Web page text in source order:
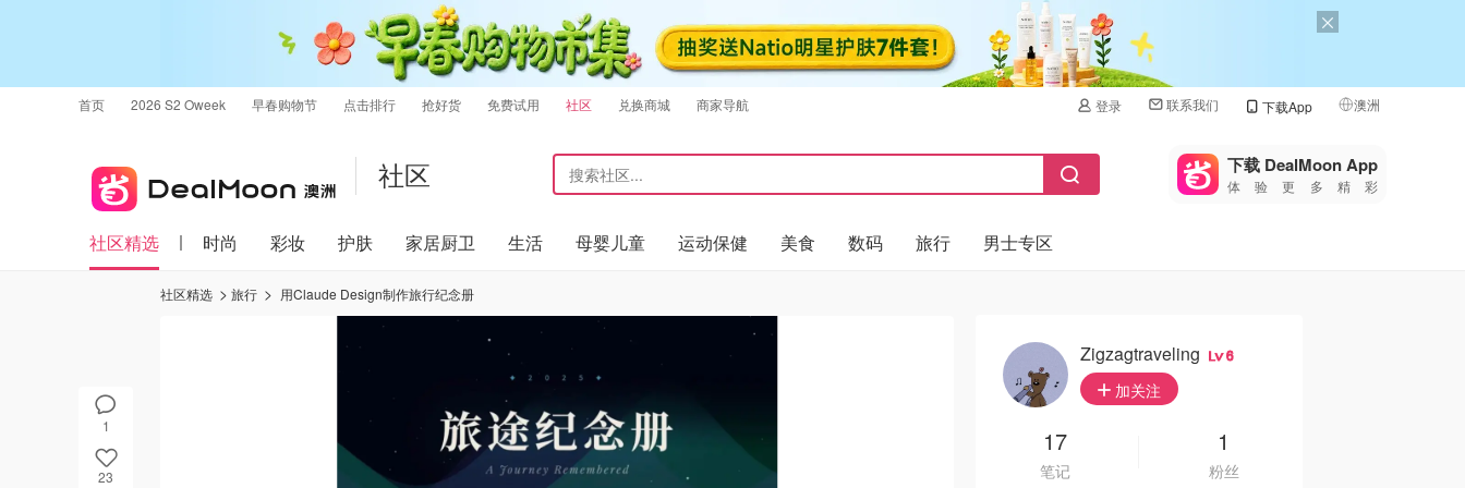
首页 2026 S2 Oweek 早春购物节 点击排行 抢好货 免费试用 社区 兑换商城 商家导航 登录 联系我们 下载App 澳洲
🇺🇸
🇨🇳 中国
社区 下载 DealMoon App
体验更多精彩
社区精选 时尚 彩妆 护肤 家居厨卫 生活 母婴儿童 运动保健 美食 数码 旅行 男士专区
1
23
社区精选 旅行 用Claude Design制作旅行纪念册
Zigzagtraveling 6
加关注
17
笔记
1
粉丝